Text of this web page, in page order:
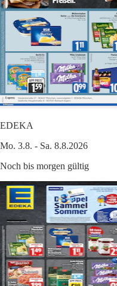
EDEKA
Mo. 3.8. - Sa. 8.8.2026
Noch bis morgen gültig